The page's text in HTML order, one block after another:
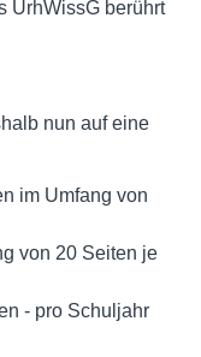
UrhWissG berührt
nun auf eine
im Umfang von
von 20 Seiten je
- pro Schuljahr